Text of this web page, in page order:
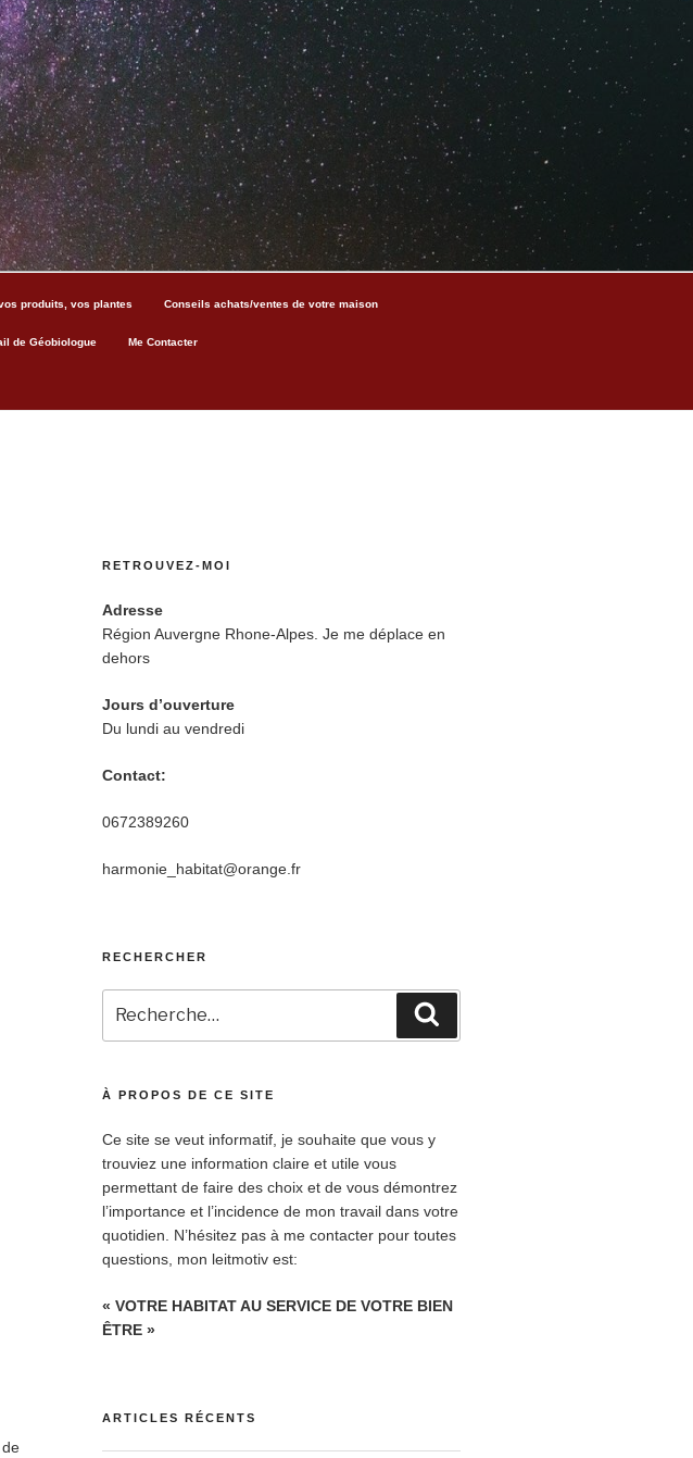
produits, vos plantes Conseils achats/ventes de votre maison
de Géobiologue Me Contacter
RETROUVEZ-MOI
Adresse
Région Auvergne Rhone-Alpes. Je me déplace en
dehors
Jours d’ouverture
Du lundi au vendredi
Contact:
0672389260
harmonie_habitat@orange.fr
RECHERCHER
pour
À PROPOS DE CE SITE
Ce site se veut informatif, je souhaite que vous y
trouviez une information claire et utile vous
permettant de faire des choix et de vous démontrez
l’importance et l’incidence de mon travail dans votre
quotidien. N’hésitez pas à me contacter pour toutes
questions, mon leitmotiv est:
« VOTRE HABITAT AU SERVICE DE VOTRE BIEN
ÊTRE »
ARTICLES RÉCENTS